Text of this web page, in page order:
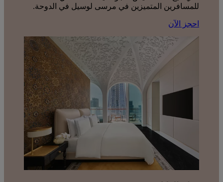
للمسافرين المتميزين في مرسى لوسيل في الدوحة.
احجز الآن